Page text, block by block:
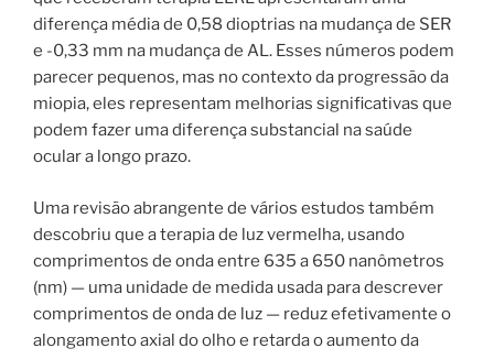
diferença média de 0,58 dioptrias na mudança de SER
e -0,33 mm na mudança de AL. Esses números podem
parecer pequenos, mas no contexto da progressão da
miopia, eles representam melhorias significativas que
podem fazer uma diferença substancial na saúde
ocular a longo prazo.
Uma revisão abrangente de vários estudos também
descobriu que a terapia de luz vermelha, usando
comprimentos de onda entre 635 a 650 nanômetros
(nm) — uma unidade de medida usada para descrever
comprimentos de onda de luz — reduz efetivamente o
alongamento axial do olho e retarda o aumento da